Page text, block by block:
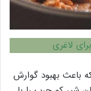
لاغری
باعث بهبود گوارش